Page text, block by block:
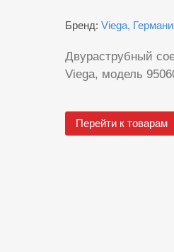
Бренд: Viega,
Двураструбный
Viega, модель
Перейти к товарам